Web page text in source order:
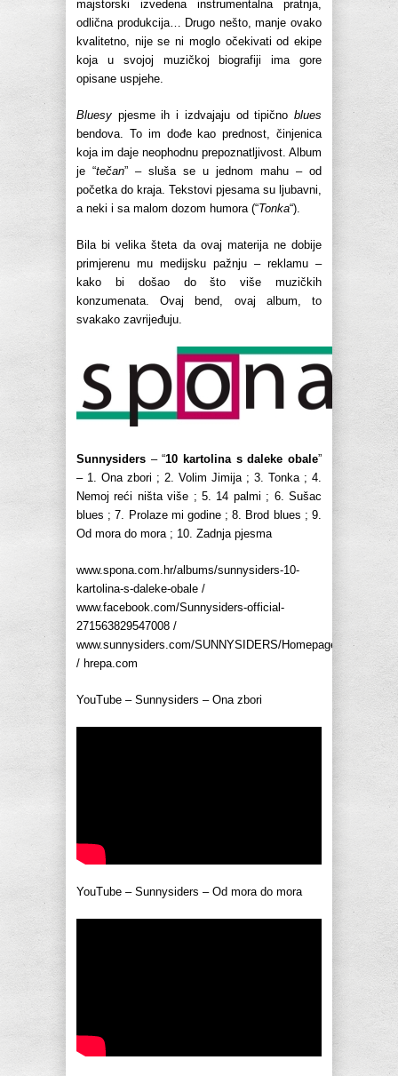
majstorski izvedena instrumentalna pratnja,
odlična produkcija… Drugo nešto, manje ovako
kvalitetno, nije se ni moglo očekivati od ekipe
koja u svojoj muzičkoj biografiji ima gore
opisane uspjehe.
Bluesy pjesme ih i izdvajaju od tipično blues
bendova. To im dođe kao prednost, činjenica
koja im daje neophodnu prepoznatljivost. Album
je “tečan” – sluša se u jednom mahu – od
početka do kraja. Tekstovi pjesama su ljubavni,
a neki i sa malom dozom humora (“Tonka“).
Bila bi velika šteta da ovaj materija ne dobije
primjerenu mu medijsku pažnju – reklamu –
kako bi došao do što više muzičkih
konzumenata. Ovaj bend, ovaj album, to
svakako zavrijeđuju.
Sunnysiders – “10 kartolina s daleke obale”
– 1. Ona zbori ; 2. Volim Jimija ; 3. Tonka ; 4.
Nemoj reći ništa više ; 5. 14 palmi ; 6. Sušac
blues ; 7. Prolaze mi godine ; 8. Brod blues ; 9.
Od mora do mora ; 10. Zadnja pjesma
www.spona.com.hr/albums/sunnysiders-10-
kartolina-s-daleke-obale /
www.facebook.com/Sunnysiders-official-
271563829547008 /
www.sunnysiders.com/SUNNYSIDERS/Homepage.html
/ hrepa.com
YouTube – Sunnysiders – Ona zbori
YouTube – Sunnysiders – Od mora do mora